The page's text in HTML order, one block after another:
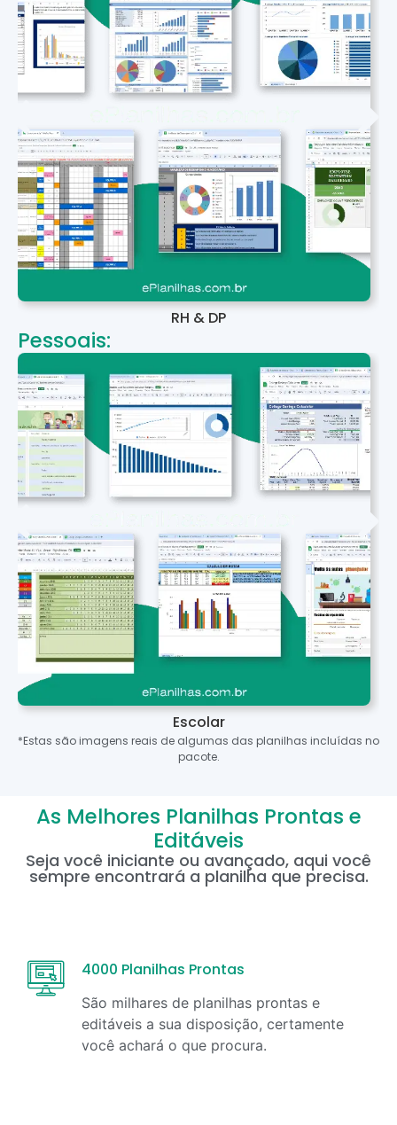
RH & DP
Pessoais:
Escolar
*Estas são imagens reais de algumas das planilhas incluídas no
pacote.
As Melhores Planilhas Prontas e
Editáveis
Seja você iniciante ou avançado, aqui você
sempre encontrará a planilha que precisa.
4000 Planilhas Prontas
São milhares de planilhas prontas e
editáveis a sua disposição, certamente
você achará o que procura.